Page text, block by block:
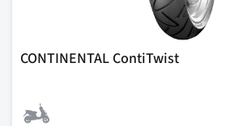
CONTINENTAL ContiTwist